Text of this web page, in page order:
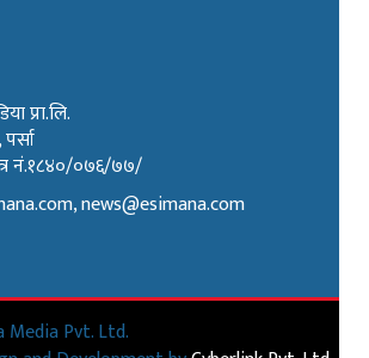
प्रा.लि.
नं.१८४०/०७६/७७/
news@esimana.com
Pvt. Ltd.